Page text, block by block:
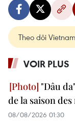
Theo dõi
VOIR PLUS
"Dâu
de la saison
08/08/2026 01:30